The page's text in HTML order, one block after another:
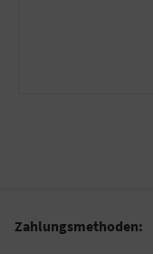
Zahlungsmethoden: